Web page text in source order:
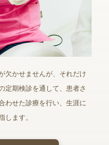
欠かせませんが、それだけ
定期検診を通して、患者さ
わせた診療を行い、生涯に
します。